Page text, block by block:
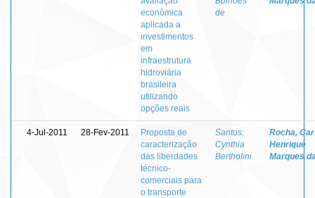
econômica
aplicada a
investimentos
em
infraestrutura
hidroviária
brasileira
utilizando
opções reais
de
4-Jul-2011 28-Fev-2011
Proposta de
caracterização
das liberdades
técnico-
comerciais para
o transporte
Santos,
Cynthia
Bertholini
Rocha,
Henrique
Marques